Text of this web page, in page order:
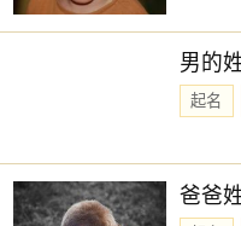
男的
起名
爸爸